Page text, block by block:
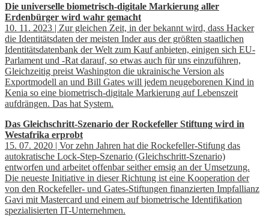
Die universelle biometrisch-digitale Markierung aller
Erdenbürger wird wahr gemacht
10. 11. 2023 | Zur gleichen Zeit, in der bekannt wird, dass Hacker
die Identitätsdaten der meisten Inder aus der größten staatlichen
Identitätsdatenbank der Welt zum Kauf anbieten, einigen sich EU-
Parlament und -Rat darauf, so etwas auch für uns einzuführen,
Gleichzeitig preist Washington die ukrainische Version als
Exportmodell an und Bill Gates will jedem neugeborenen Kind in
Kenia so eine biometrisch-digitale Markierung auf Lebenszeit
aufdrängen. Das hat System.
Das Gleichschritt-Szenario der Rockefeller Stiftung wird in
Westafrika erprobt
15. 07. 2020 | Vor zehn Jahren hat die Rockefeller-Stifung das
autokratische Lock-Step-Szenario (Gleichschritt-Szenario)
entworfen und arbeitet offenbar seither emsig an der Umsetzung.
Die neueste Initiative in dieser Richtung ist eine Kooperation der
von den Rockefeller- und Gates-Stiftungen finanzierten Impfallianz
Gavi mit Mastercard und einem auf biometrische Identifikation
spezialisierten IT-Unternehmen.